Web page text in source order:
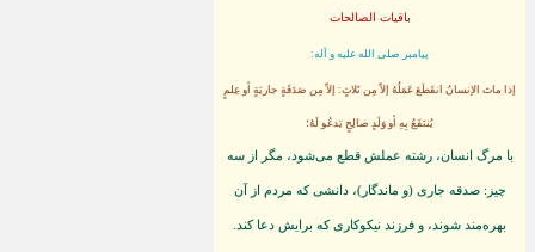
باقیات الصالحات
پيامبر صلى‏ الله‏ عليه ‏و‏ آله:
إذا ماتَ الإنسانُ انقَطَعَ عَمَلُهُ إلاّ مِن ثَلاثٍ: إلاّ مِن صَدَقَةٍ جاريَةٍ أو عِلمٍ
يُنتَفَعُ بِهِ أو وَلَدٍ صالِحٍ يَدعُو لَهُ؛
با مرگ انسان، رشته عملش قطع مى‌شود، مگر از سه
چيز: صدقه جارى (و ماندگار)، دانشى كه مردم از آن
بهره‏‌مند شوند، و فرزند نيكوكارى كه برايش دعا كند.